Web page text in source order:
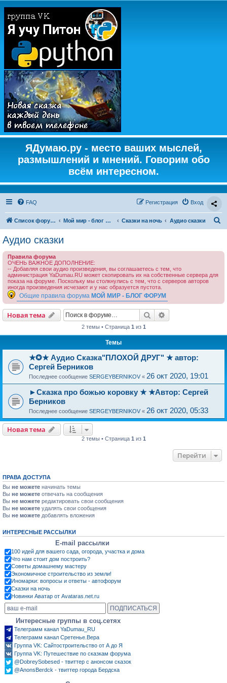
ЯДумаю.ру - место ваших мыслей,
размышлений и мнений. Говорим обо
всём интересном.
FAQ Вход
Регистрация
Список форумов Мой мир - блог форум Сказки на ночь Аудио сказки
Аудио сказки
Правила форума
ОЧЕНЬ ВАЖНОЕ ДОПОЛНЕНИЕ:
-- Добавляя свои аудио произведения, вы соглашаетесь с тем, что
администрация YaDumau.RU может скопировать их на собственные сервера для
показа на форуме. Поскольку мы столкнулись с тем, что с серверов авторов
иногда произведения исчезают и у нас образуется пустота.
Общие правила форума МОЙ МИР - БЛОГ ФОРУМ
Новая тема Поиск
2 темы • Страница 1 из 1
Темы
★✪★ Аудио Сказка"ПЛОХОЙ ДРУГ" ★ автор:
Сергей Берников
Последнее сообщение SERGEYBERNIKOV « 26 окт 2020, 19:01
►Сказка про божью коровку ★ ★Автор: Сергей
Берников
Последнее сообщение SERGEYBERNIKOV « 26 окт 2020, 05:33
Новая тема
2 темы • Страница 1 из 1
Перейти
ПРАВА ДОСТУПА
Вы не можете начинать темы
Вы не можете отвечать на сообщения
Вы не можете редактировать свои сообщения
Вы не можете удалять свои сообщения
Вы не можете добавлять вложения
ИНТЕРЕСНЫЕ РАССЫЛКИ
E-mail рассылки
100 идей для вашего сада, огорода, участка и дома
Что нам стоит дом построить?
Советы домашнему мастеру
Экономичное строительство из земли!
Иномарки: вопросы и ответы - автофорум
Сказки на ночь
Новинки Аватар от Avataras.net.ru
Интересные группы в соц.сетях
Телеграмм канал YaDumau_RU
Телеграмм канал Сретенье.Вера
Группа VK: Сайтостроительство от А до Я
Группа VK: Путешествие по сказкам форума
@DobreySobesed - твиттер с анонсом сказок
@AnonsBerdck - твиттер города Бердска